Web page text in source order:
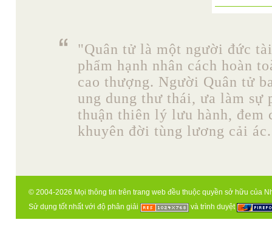
"Quân tử là một người đức
phẩm hạnh nhân cách hoàn
cao thượng. Người Quân tử
ung dung thư thái, ưa làm sự
thuận thiên lý lưu hành, đem
khuyên đời tùng lương cải
© 2004-2026 Mọi thông tin trên trang web đều thuộc quyền sở hữu của
Sử dụng tốt nhất với độ phân giải
và trình duyệt